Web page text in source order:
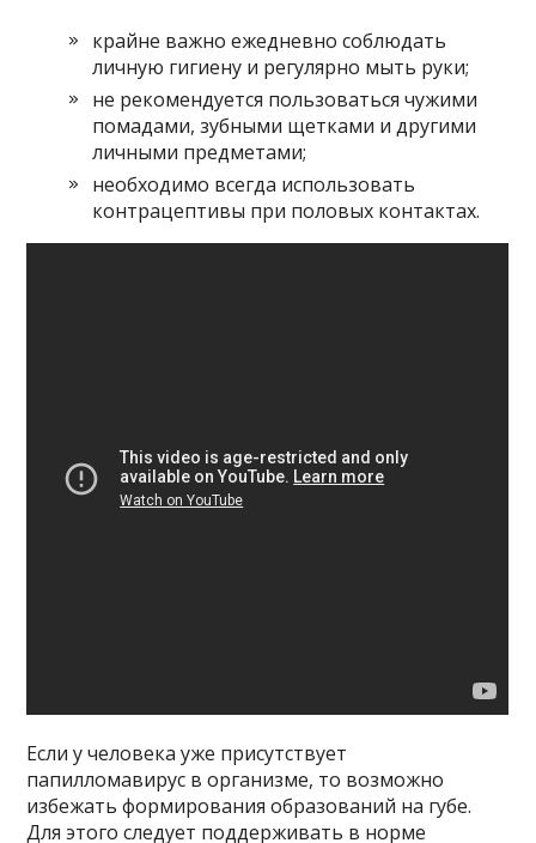
крайне важно ежедневно соблюдать
личную гигиену и регулярно мыть руки;
не рекомендуется пользоваться чужими
помадами, зубными щетками и другими
личными предметами;
необходимо всегда использовать
контрацептивы при половых контактах.
Если у человека уже присутствует
папилломавирус в организме, то возможно
избежать формирования образований на губе.
Для этого следует поддерживать в норме